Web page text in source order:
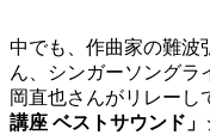
中でも、作曲家の難波
ん、シンガーソングラ
岡直也さんがリレーし
講座 ベストサウンド」